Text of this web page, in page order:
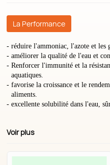
La Performance
réduire l'ammoniac, l'azote et les
améliorer la qualité de l'eau et
Renforcer l'immunité et la
aquatiques.
favorise la croissance et le
aliments.
excellente solubilité dans l'eau,
Voir plus